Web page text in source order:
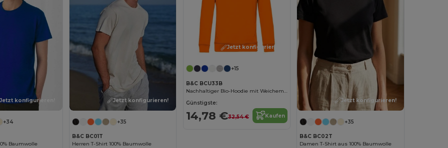
konfigurieren!
+34
Baumwolle
Jetzt konfigurieren!
+35
B&C BC01T
Herren T-Shirt 100% Baumwolle
Jetzt konfigurieren!
+15
B&C BCU33B
Nachhaltiger Bio-Hoodie mit Weichem Tragekomfort
Günstigste:
14,78 €32,54 € Kaufen
Jetzt konfigurieren!
+35
B&C BC02T
Damen T-Shirt aus 100% Baumwolle